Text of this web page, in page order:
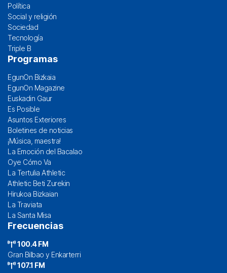
Política
Social y religión
Sociedad
Tecnología
Triple B
Programas
EgunOn Bizkaia
EgunOn Magazine
Euskadin Gaur
Es Posible
Asuntos Exteriores
Boletines de noticias
¡Música, maestra!
La Emoción del Bacalao
Oye Cómo Va
La Tertulia Athletic
Athletic Beti Zurekin
Hirukoa Bizkaian
La Traviata
La Santa Misa
Frecuencias
100.4 FM
Gran Bilbao y Enkarterri
107.1 FM